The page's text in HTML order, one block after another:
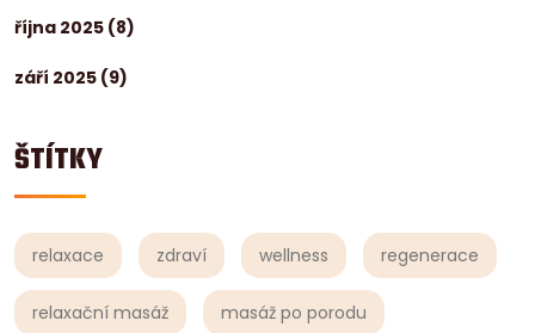
října 2025 (8)
září 2025 (9)
ŠTÍTKY
relaxace zdraví wellness regenerace
relaxační masáž masáž po porodu